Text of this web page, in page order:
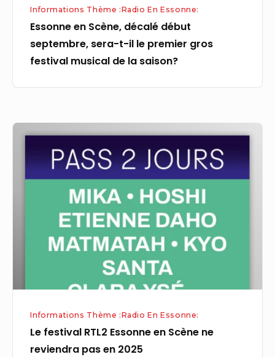
gros
festival
musical
Informations Thème :Radio En Essonne:
Essonne en Scène, décalé début
septembre, sera-t-il le premier gros
festival musical de la saison?
RTL2
Essonne
reviendra
Informations Thème :Radio En Essonne:
Le festival RTL2 Essonne en Scène ne
reviendra pas en 2025